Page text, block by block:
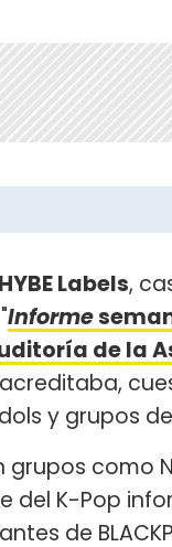
HYBE Labels,
Informe
de la
y grupos
como
del K-Pop
de